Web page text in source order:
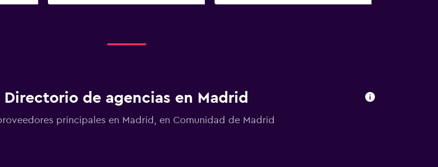
Directorio de agencias en Madrid
principales en Madrid, en Comunidad de Madrid